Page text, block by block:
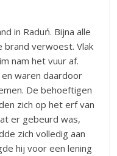
in Raduń. Bijna alle
brand verwoest. Vlak
nam het vuur af.
waren daardoor
De behoeftigen
zich op het erf van
er gebeurd was,
zich volledig aan
hij voor een lening